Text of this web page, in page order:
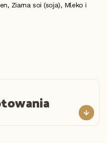
Ziarna soi (soja), Mleko i